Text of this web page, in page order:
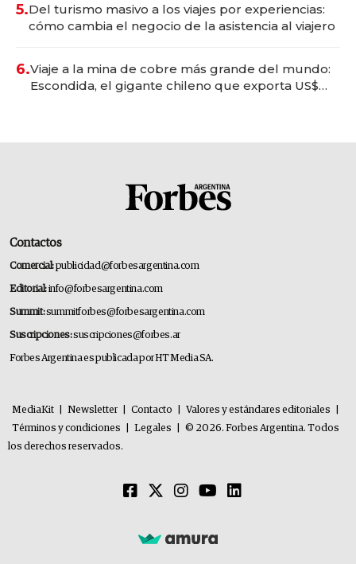
5.Del turismo masivo a los viajes por experiencias:
cómo cambia el negocio de la asistencia al viajero
6.Viaje a la mina de cobre más grande del mundo:
Escondida, el gigante chileno que exporta US$
Contactos
Comercial:publicidad@forbesargentina.com
Editorial:info@forbesargentina.com
Summit:summitforbes@forbesargentina.com
Suscripciones:suscripciones@forbes.ar
Forbes Argentina es publicada por HT Media SA.
MediaKit Newsletter Contacto Valores y estándares editoriales
Términos y condiciones
Legales
© 2026. Forbes Argentina. Todos
los derechos reservados.